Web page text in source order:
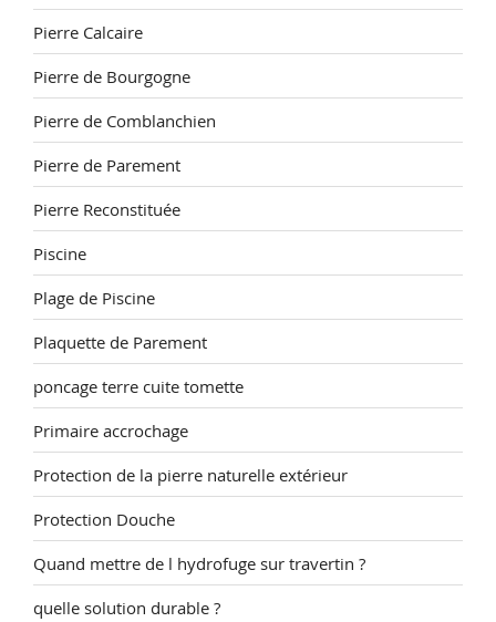
Pierre Calcaire
Pierre de Bourgogne
Pierre de Comblanchien
Pierre de Parement
Pierre Reconstituée
Piscine
Plage de Piscine
Plaquette de Parement
poncage terre cuite tomette
Primaire accrochage
Protection de la pierre naturelle extérieur
Protection Douche
Quand mettre de l hydrofuge sur travertin ?
quelle solution durable ?